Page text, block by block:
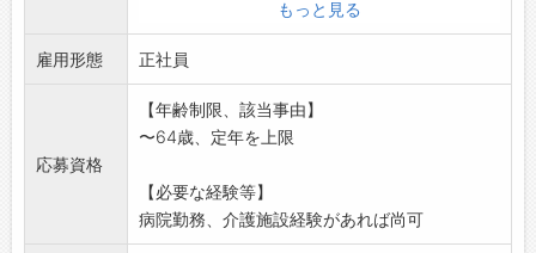
療養生活のサポート
・シーツ交換、備品管理、清掃など環境の整備
・カルテの整理などの業務
業務の変更範囲:変更なし
もっと見る
雇用形態 正社員
応募資格
【年齢制限、該当事由】
〜64歳、定年を上限
【必要な経験等】
病院勤務、介護施設経験があれば尚可